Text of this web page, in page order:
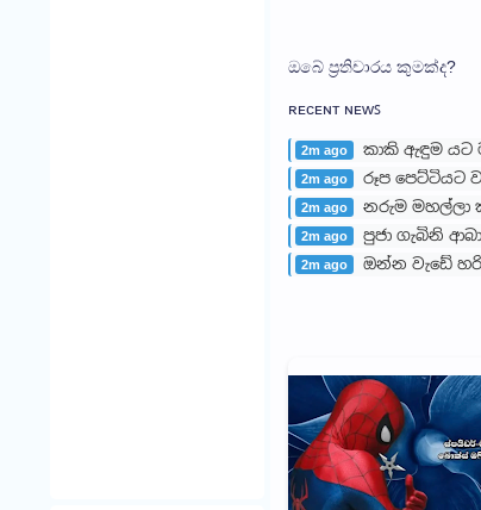
ඔබේ ප්‍රතිචාරය කුමක්ද?
ʀᴇᴄᴇɴᴛ ɴᴇᴡꜱ
2m ago කාකි ඇඳුම
2m ago රූප පෙට්ටියට
2m ago නරුම මහල්ලා
2m ago පුජා ගැබිනි
2m ago ඔන්න වැඩේ